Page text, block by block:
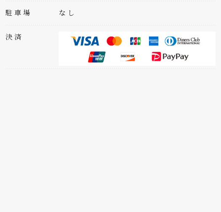
駐車場 なし
決済